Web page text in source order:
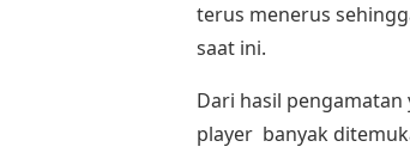
terus menerus
saat ini.
Dari hasil
player banyak